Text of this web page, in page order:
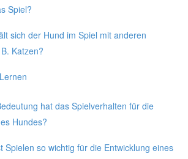
Spiel?
sich der Hund im Spiel mit anderen
Katzen?
hat das Spielverhalten für die
Hundes?
Spielen so wichtig für die Entwicklung eines